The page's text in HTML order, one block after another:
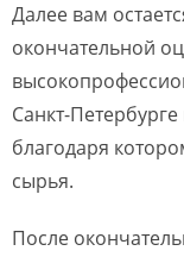
Далее вам
окончательной
Санкт-
благодаря
сырья.
После